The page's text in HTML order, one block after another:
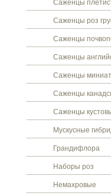
Саженцы
Саженцы роз
Саженцы
Саженцы
Саженцы
Саженцы
Саженцы
Мускусные
Грандифлора
Наборы роз
Немахровые